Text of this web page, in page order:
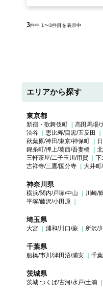
3件中 1〜3件目を表示中
エリアから探す
東京都
新宿・歌舞伎町 高田馬場/
渋谷
恵比寿/目黒/五反田
秋葉原/神田/東京/神保町
錦糸町/押上/葛西/吾妻橋
三軒茶屋/二子玉川/用賀
下
吉祥寺/三鷹/国分寺
大井町
神奈川県
横浜/関内/戸塚/中山 川崎/
平塚/藤沢/小田原
埼玉県
大宮 浦和/川口/蕨 所沢/
千葉県
船橋/市川/津田沼/浦安 千
茨城県
茨城:つくば/古河/水戸/土浦